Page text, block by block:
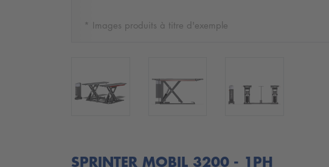
* Images produits à titre d'exemple
SPRINTER MOBIL 3200 - 1PH